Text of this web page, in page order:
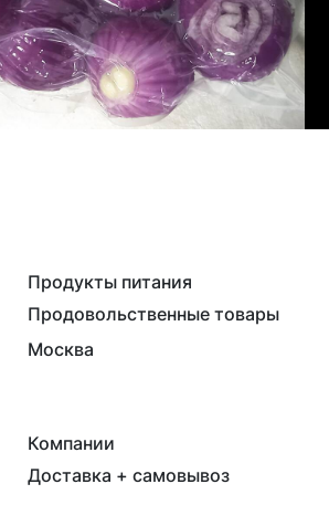
Продукты питания
Продовольственные товары
Москва
Компании
Доставка + самовывоз